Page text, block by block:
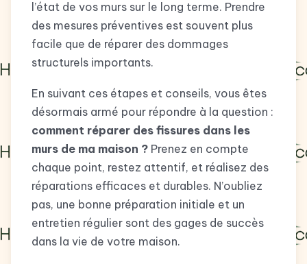
l’état de vos murs sur le long terme. Prendre
des mesures préventives est souvent plus
facile que de réparer des dommages
structurels importants.
En suivant ces étapes et conseils, vous êtes
désormais armé pour répondre à la question :
comment réparer des fissures dans les
murs de ma maison ? Prenez en compte
chaque point, restez attentif, et réalisez des
réparations efficaces et durables. N’oubliez
pas, une bonne préparation initiale et un
entretien régulier sont des gages de succès
dans la vie de votre maison.